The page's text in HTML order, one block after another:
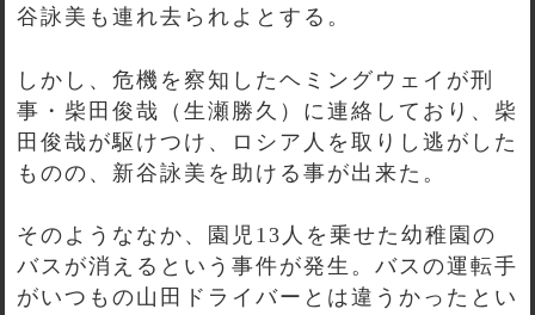
谷詠美も連れ去られよとする。
しかし、危機を察知したヘミングウェイが刑
事・柴田俊哉（生瀬勝久）に連絡しており、柴
田俊哉が駆けつけ、ロシア人を取りし逃がした
ものの、新谷詠美を助ける事が出来た。
そのようななか、園児13人を乗せた幼稚園の
バスが消えるという事件が発生。バスの運転手
がいつもの山田ドライバーとは違うかったとい